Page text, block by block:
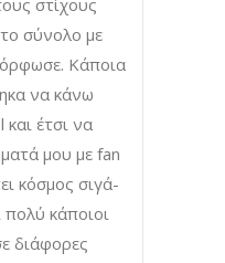
στίχους
σύνολο με
Κάποια
να κάνω
έτσι να
μου με fan
κόσμος σιγά-
πολύ κάποιοι
διάφορες